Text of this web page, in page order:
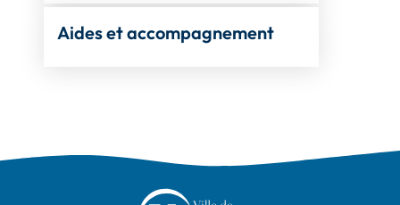
Aides et accompagnement